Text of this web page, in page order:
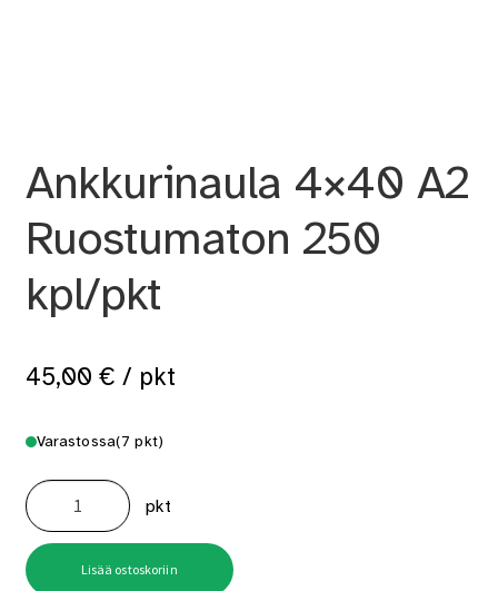
Ankkurinaula 4×40 A2
Ruostumaton 250
kpl/pkt
45,00 € / pkt
Varastossa(7 pkt)
Ankkurinaula
4x40
A2
Ruostumaton
250
kpl/pkt
määrä
pkt
Lisää ostoskoriin